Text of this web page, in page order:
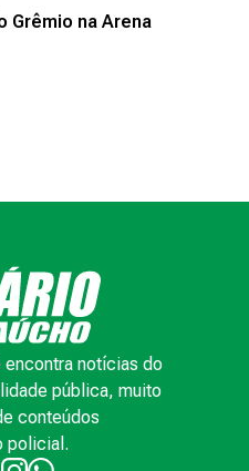
Grêmio na Arena
encontra notícias do
pública, muito
conteúdos
policial.